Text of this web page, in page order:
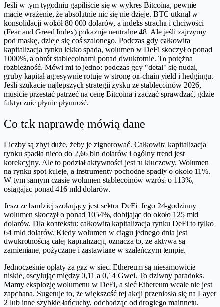
Jeśli w tym tygodniu gapiliście się w wykres Bitcoina, pewnie
macie wrażenie, że absolutnie nic się nie dzieje. BTC utknął w
konsolidacji wokół 80 000 dolarów, a indeks strachu i chciwości
(Fear and Greed Index) pokazuje neutralne 48. Ale jeśli zajrzymy
pod maskę, dzieje się coś szalonego. Podczas gdy całkowita
kapitalizacja rynku lekko spada, wolumen w DeFi skoczył o ponad
1000%, a obrót stablecoinami ponad dwukrotnie. To potężna
rozbieżność. Mówi mi to jedno: podczas gdy "detal" się nudzi,
gruby kapitał agresywnie rotuje w stronę on-chain yield i hedgingu.
Jeśli szukacie najlepszych strategii zysku ze stablecoinów 2026,
musicie przestać patrzeć na cenę Bitcoina i zacząć sprawdzać, gdzie
faktycznie płynie płynność.
Co tak naprawdę mówią dane
Liczby są zbyt duże, żeby je zignorować. Całkowita kapitalizacja
rynku spadła nieco do 2,66 bln dolarów i ogólny trend jest
korekcyjny. Ale to podział aktywności jest tu kluczowy. Wolumen
na rynku spot kuleje, a instrumenty pochodne spadły o około 11%.
W tym samym czasie wolumen stablecoinów wzrósł o 113%,
osiągając ponad 416 mld dolarów.
Jeszcze bardziej szokujący jest sektor DeFi. Jego 24-godzinny
wolumen skoczył o ponad 1054%, dobijając do około 125 mld
dolarów. Dla kontekstu: całkowita kapitalizacja rynku DeFi to tylko
64 mld dolarów. Kiedy wolumen w ciągu jednego dnia jest
dwukrotnością całej kapitalizacji, oznacza to, że aktywa są
zamieniane, pożyczane i zastawiane w szaleńczym tempie.
Jednocześnie opłaty za gaz w sieci Ethereum są niesamowicie
niskie, oscylując między 0,11 a 0,14 Gwei. To dziwny paradoks.
Mamy eksplozję wolumenu w DeFi, a sieć Ethereum wcale nie jest
zapchana. Sugeruje to, że większość tej akcji przeniosła się na Layer
2 lub inne szybkie łańcuchy, odchodząc od drogiego mainnetu.